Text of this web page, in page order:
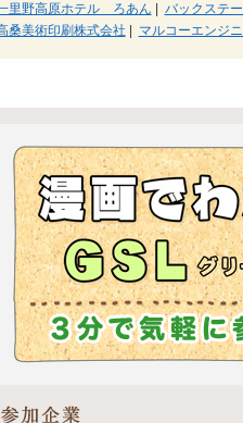
里野高原ホテル ろあん
バックステ
桑美術印刷株式会社
マルコーエンジ